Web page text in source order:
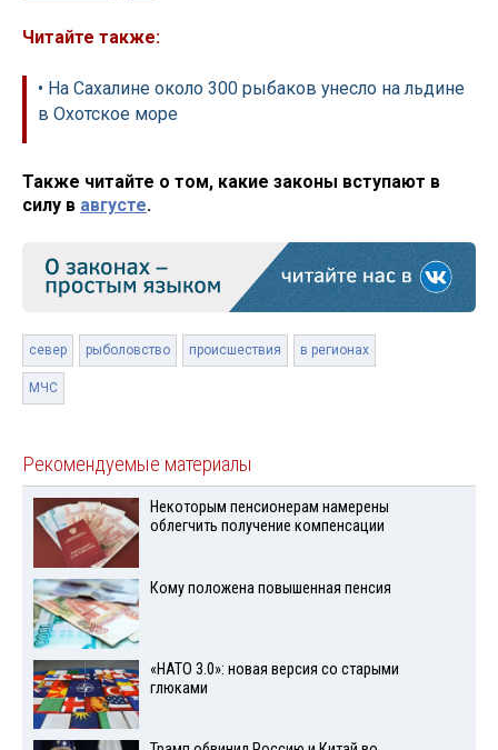
Читайте также:
• На Сахалине около 300 рыбаков унесло на льдине
в Охотское море
Также читайте о том, какие законы вступают в
силу в августе.
север рыболовство происшествия в регионах
МЧС
Рекомендуемые материалы
Некоторым пенсионерам намерены
облегчить получение компенсации
Кому положена повышенная пенсия
«НАТО 3.0»: новая версия со старыми
глюками